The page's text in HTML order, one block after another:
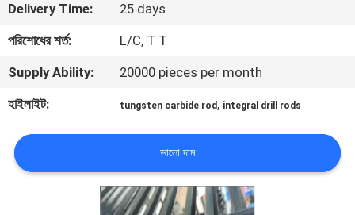
যোগাযোগ
করুন
উদ্ধৃতির
জন্য
আবেদন
Delivery Time:
25 days
পরিশোধের শর্ত:
L/C, T T
Supply Ability:
20000 pieces per month
হাইলাইট:
tungsten carbide rod , integral drill rods
ভালো দাম